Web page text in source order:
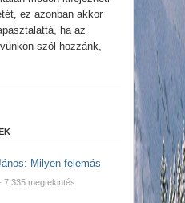
ez azonban akkor
ha az
szól hozzánk,
Milyen felemás
7,335 megtekintés